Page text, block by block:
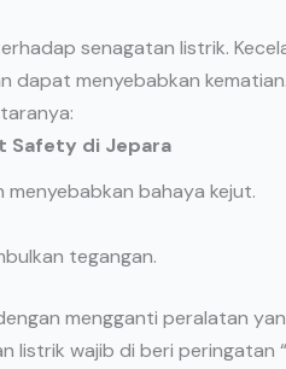
senagatan listrik.
dapat menyebabkan
Safety di Jepara
bahaya kejut.
tegangan.
mengganti peralatan
wajib di beri peringatan